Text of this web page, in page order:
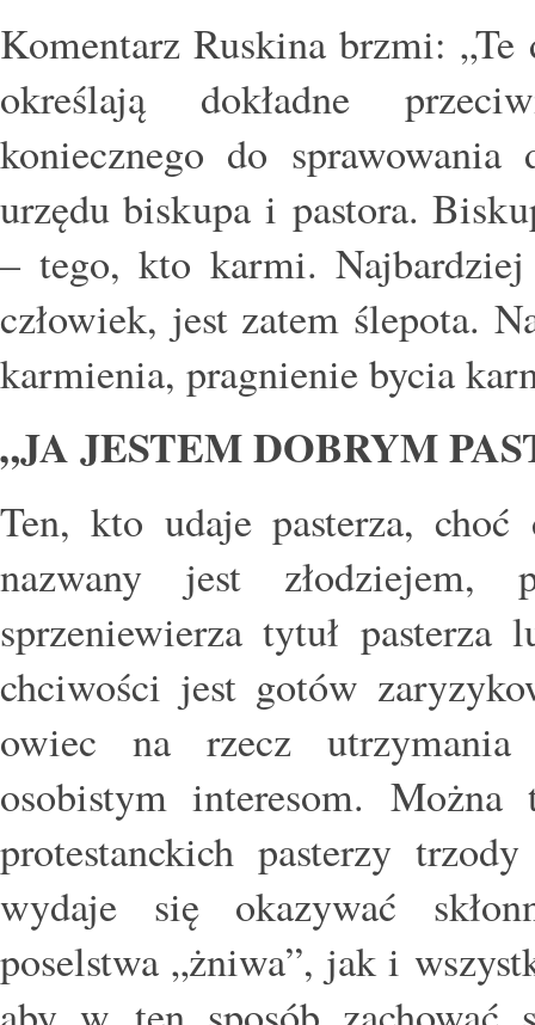
Komentarz Ruskina brzmi: „Te
określają dokładne
koniecznego do
urzędu biskupa i pastora.
– tego, kto karmi. Najbardziej
człowiek, jest zatem ślepota.
karmienia, pragnienie bycia
„JA JESTEM DOBRYM
Ten, kto udaje pasterza, choć
nazwany jest
sprzeniewierza tytuł
chciwości jest gotów
owiec na rzecz utrzymania
osobistym interesom.
protestanckich pasterzy
wydaje się okazywać
poselstwa „żniwa”, jak i